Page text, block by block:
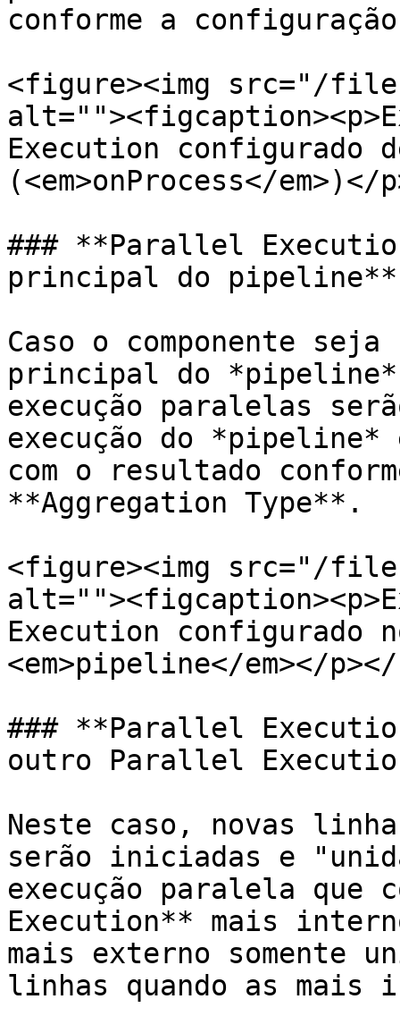
conforme a
<figure><img src="/
Execution configurado
(<em>onProcess</
### **Parallel
principal do pipeline**
Caso o componente
principal do
execução paralelas
execução do *pipeline*
com o resultado
**Aggregation Type**.
<figure><img src="/files/
Execution
<em>pipeline</em></
### **Parallel
outro Parallel
Neste caso, novas
serão iniciadas e
execução paralela
Execution** mais
mais externo somente
linhas quando as